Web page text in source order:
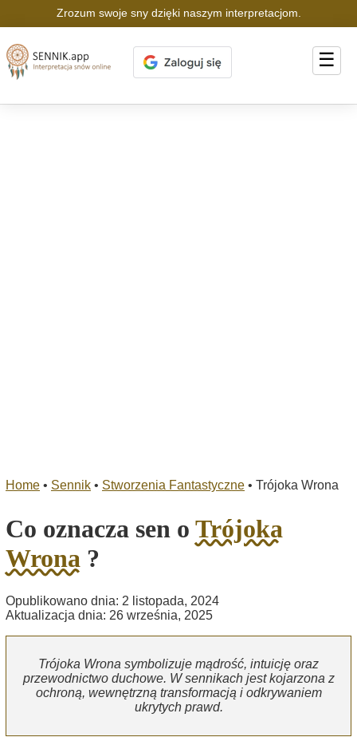
Zrozum swoje sny dzięki naszym interpretacjom.
☰
Home • Sennik • Stworzenia Fantastyczne • Trójoka Wrona
Co oznacza sen o Trójoka
Wrona ?
Opublikowano dnia: 2 listopada, 2024
Aktualizacja dnia: 26 września, 2025
Trójoka Wrona symbolizuje mądrość, intuicję oraz
przewodnictwo duchowe. W sennikach jest kojarzona z
ochroną, wewnętrzną transformacją i odkrywaniem
ukrytych prawd.